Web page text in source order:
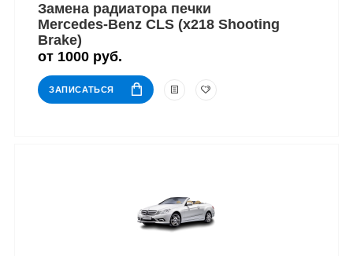
Замена радиатора печки
Mercedes-Benz CLS (x218 Shooting
Brake)
от 1000 руб.
ЗАПИСАТЬСЯ